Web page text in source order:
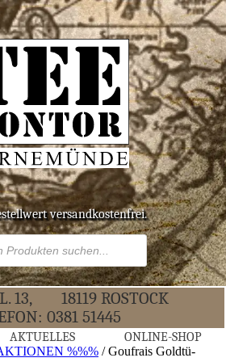
versandkostenfrei.
13,
18119 ROS­TOCK
0381 51445
AKTU­EL­LES ONLINE-SHOP
%%% / Gouf­rais Gold­tü­